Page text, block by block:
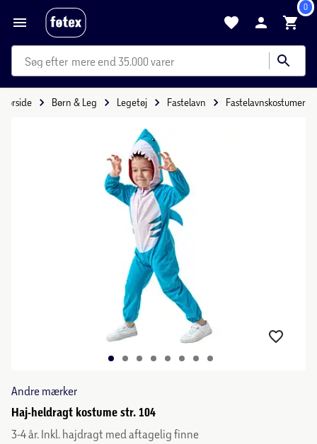
0
mere end 35.000 varer
Forside Børn & Leg Legetøj Fastelavn Fastelavnskostumer
Andre mærker
Haj-heldragt kostume str. 104
3-4 år. Inkl. hajdragt med aftagelig finne